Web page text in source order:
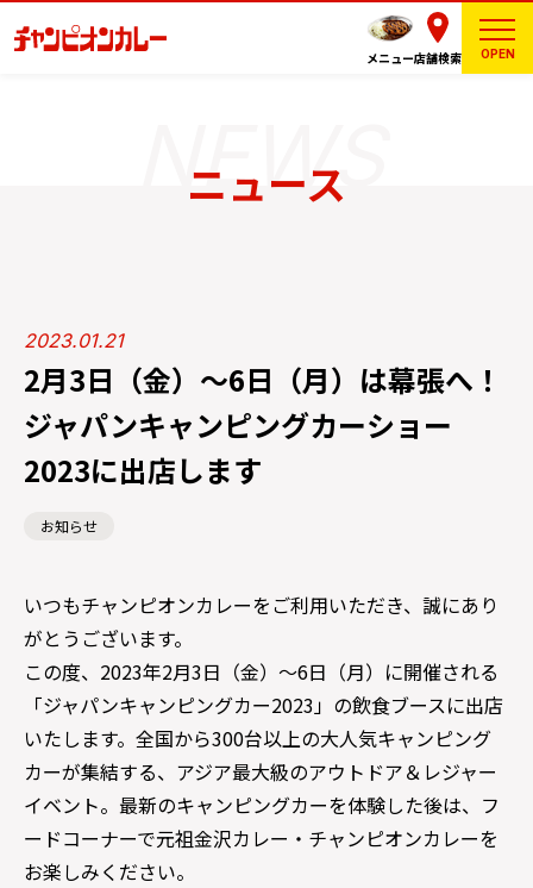
メニュー店舗検索 OPEN
ニュース
2023.01.21
2月3日（金）～6日（月）は幕張へ！
ジャパンキャンピングカーショー
2023に出店します
お知らせ
いつもチャンピオンカレーをご利用いただき、誠にあり
がとうございます。
この度、2023年2月3日（金）～6日（月）に開催される
「ジャパンキャンピングカー2023」の飲食ブースに出店
いたします。全国から300台以上の大人気キャンピング
カーが集結する、アジア最大級のアウトドア＆レジャー
イベント。最新のキャンピングカーを体験した後は、フ
ードコーナーで元祖金沢カレー・チャンピオンカレーを
お楽しみください。